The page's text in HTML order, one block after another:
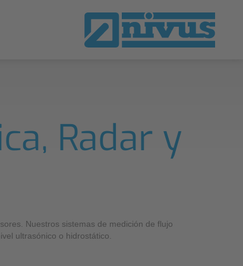
de transmisión y telecontrol
de softwareRadar y
Nuestros sistemas de medición de flujo
ultrasónico o hidrostático.